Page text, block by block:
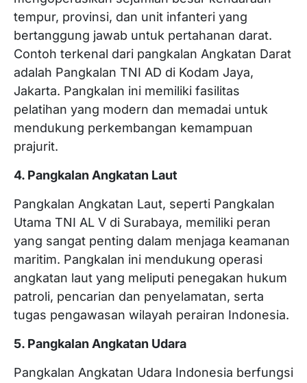
tempur, provinsi, dan unit infanteri yang
bertanggung jawab untuk pertahanan darat.
Contoh terkenal dari pangkalan Angkatan Darat
adalah Pangkalan TNI AD di Kodam Jaya,
Jakarta. Pangkalan ini memiliki fasilitas
pelatihan yang modern dan memadai untuk
mendukung perkembangan kemampuan
prajurit.
4. Pangkalan Angkatan Laut
Pangkalan Angkatan Laut, seperti Pangkalan
Utama TNI AL V di Surabaya, memiliki peran
yang sangat penting dalam menjaga keamanan
maritim. Pangkalan ini mendukung operasi
angkatan laut yang meliputi penegakan hukum
patroli, pencarian dan penyelamatan, serta
tugas pengawasan wilayah perairan Indonesia.
5. Pangkalan Angkatan Udara
Pangkalan Angkatan Udara Indonesia berfungsi